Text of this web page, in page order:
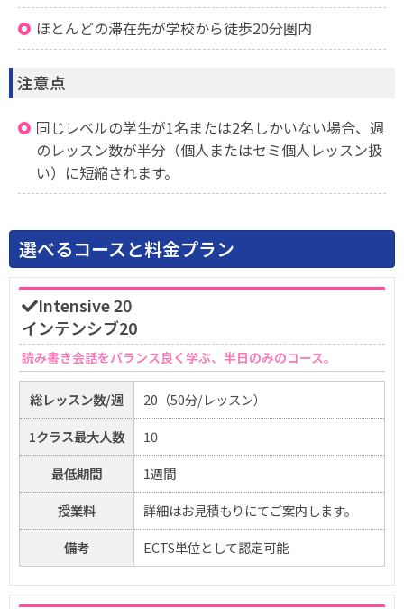
ほとんどの滞在先が学校から徒歩20分圏内
注意点
同じレベルの学生が1名または2名しかいない場合、週
のレッスン数が半分（個人またはセミ個人レッスン扱
い）に短縮されます。
選べるコースと料金プラン
Intensive 20
インテンシブ20
読み書き会話をバランス良く学ぶ、半日のみのコース。
総レッスン数/週
20（50分/レッスン）
1クラス最大人数
10
最低期間
1週間
授業料
詳細はお見積もりにてご案内します。
備考
ECTS単位として認定可能